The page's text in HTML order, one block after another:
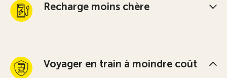
Recharge moins chère
Voyager en train à moindre coût